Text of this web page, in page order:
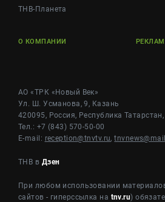
ТНВ-Планета
О КОМПАНИИ
АО «ТРК «Новый Век»
Ул. Ш. Усманова, 9, Казань
420095, Россия, Республика Татарстан,
Тел.: +7 (843) 570-50-00
E-mail: reception@tnvtv.ru,
ТНВ в Дзен
При любом использовании
сайтов - гиперссылка на tnv.ru)